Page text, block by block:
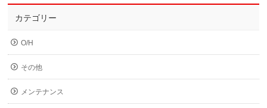
カテゴリー
O/H
その他
メンテナンス